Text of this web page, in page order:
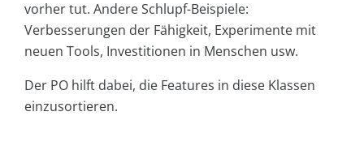
vorher tut. Andere Schlupf-Beispiele:
Verbesserungen der Fähigkeit, Experimente mit
neuen Tools, Investitionen in Menschen usw.
Der PO hilft dabei, die Features in diese Klassen
einzusortieren.